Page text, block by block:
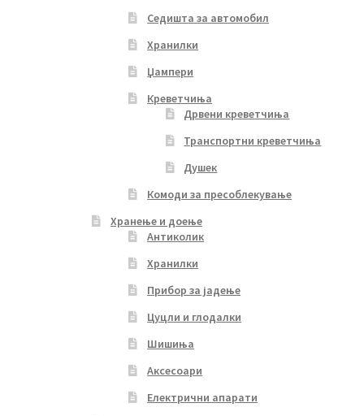
Седишта за автомобил
Хранилки
Џампери
Креветчиња
Дрвени креветчиња
Транспортни креветчиња
Душек
Комоди за пресоблекување
Хранење и доење
Антиколик
Хранилки
Прибор за јадење
Цуцли и глодалки
Шишиња
Аксесоари
Електрични апарати